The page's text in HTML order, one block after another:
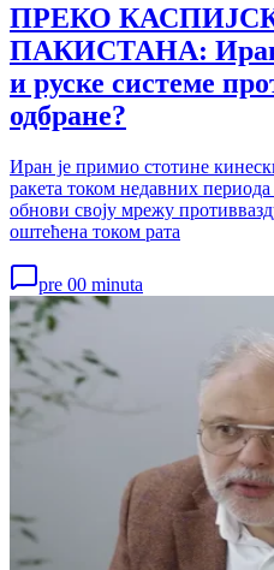
ПРЕКО
ПАКИСТАНА: Иран
и руске системе
одбране?
Иран је примио стотине
ракета током недавних
обнови своју мрежу
оштећена током рата
pre 00 minuta